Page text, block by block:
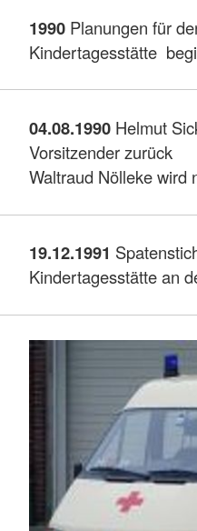
1990 Planungen für
Kindertagesstätte
04.08.1990 Helmut
Vorsitzender zurück
Waltraud Nölleke wird
19.12.1991
Kindertagesstätte an